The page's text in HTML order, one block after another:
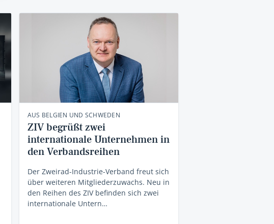
AUS BELGIEN UND SCHWEDEN
ZIV begrüßt zwei
internationale Unternehmen in
den Verbandsreihen
Der Zweirad-Industrie-Verband freut sich
über weiteren Mitgliederzuwachs. Neu in
den Reihen des ZIV befinden sich zwei
internationale Untern…